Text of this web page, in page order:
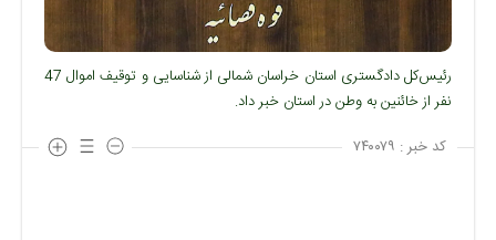
رئیس‌کل دادگستری استان خراسان شمالی از شناسایی و توقیف اموال 47
نفر از خائنین به وطن در استان خبر داد.
کد خبر : ۷۴۰۰۷۹